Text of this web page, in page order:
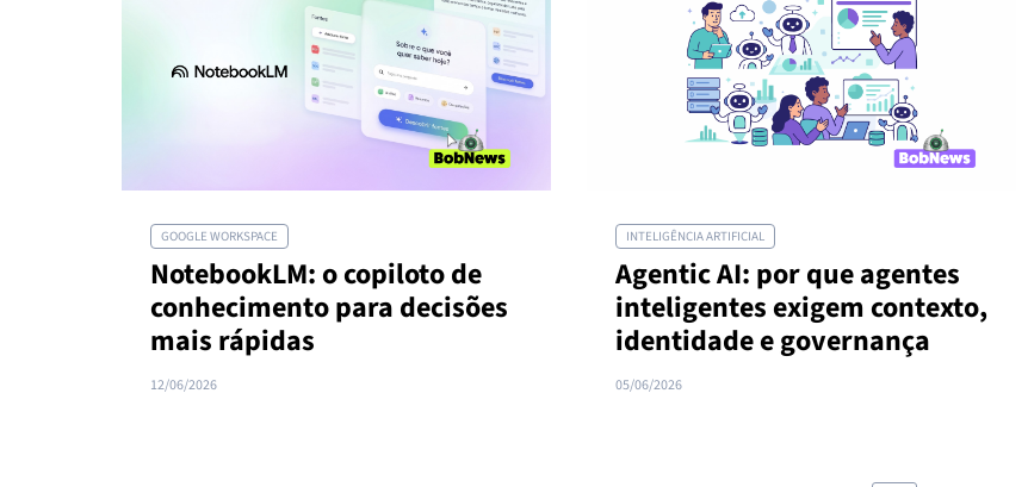
GOOGLE WORKSPACE
NotebookLM: o copiloto de
conhecimento para decisões
mais rápidas
12/06/2026
INTELIGÊNCIA ARTIFICIAL
Agentic AI: por que agentes
inteligentes exigem contexto,
identidade e governança
05/06/2026